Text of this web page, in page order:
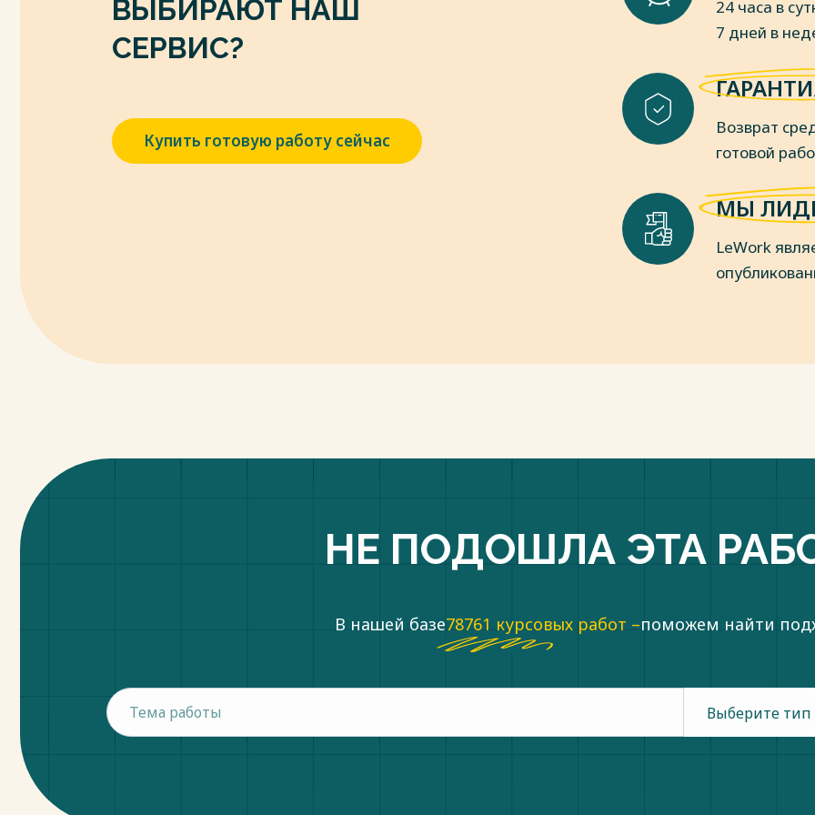
от 27.12.2002г. № 184-ФЗ (ред. 05.04.2016г.) // Собрание законодательства РФ,
30.12.2002. – № 52 (ч. 1). – Ст.5140.
8. О поставках продукции для федеральных государственных нужд:
Федеральный закон Российской Федерации от 13.12. 2004 г. № 60-ФЗ (ред. от
13.07.2015 г.) // Собрание законодательства РФ, 19.12.1994. – № 34. – Ст. 3540.
9. О государственном материальном резерве: Федеральный Закон Российской
Федерации от 29.12.1994 г. № 79-ФЗ (ред. 05.04.2016 г.) // Собрание
10. Гражданский кодекс Российской Федерации. Часть вторая: Федеральный
закон от 26.01.1996 г. № 14-ФЗ (ред. от 23.05.2015) // Собрание законодательства
11. Бюджетный кодекс Российской Федерации от 31.07.1998 г. (ред. 28.12.2016
Весь текст будет доступенпосле покупки
ВЫБИРАЮТ НАШ
СЕРВИС?
Купить готовую работу сейчас
24 часа в
7 дней в
Возврат
готовой
МЫ
LeWork
НЕ ПОДОШЛА ЭТА
В нашей базе78761 курсовых работ –поможем найти
Выберите тип